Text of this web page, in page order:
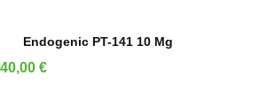
IN DEN WARENKORB
Endogenic PT-141 10 Mg
Preis
40,00 €